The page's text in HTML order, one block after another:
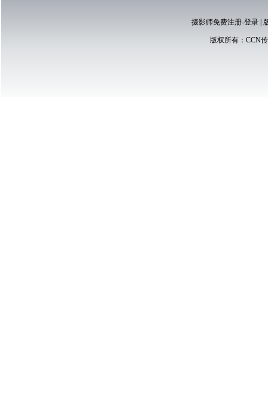
摄影师免费注册-登录|
版权所有： CCN